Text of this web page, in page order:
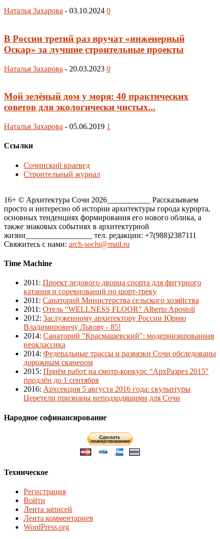
Наталья Захарова - 03.10.2024 0
В России третий раз вручат «инженерный
Оскар» за лучшие строительные проекты
Наталья Захарова - 20.03.2023 0
Мой зелёный дом у моря: 40 практических
советов для экологически чистых...
Наталья Захарова - 05.06.2019 1
Ссылки
Сочинский краевед
Строительный журнал
16+ © Архитектура Сочи 2026___________ Рассказываем
просто и интересно об истории архитектуры города курорта,
основных тенденциях формирования его нового облика, а
также знаковых событиях в архитектурной
жизни_________________ тел. редакции: +7(988)2387111
Свяжитесь с нами: arch-sochi@mail.ru
Time Machine
2011 : Проект ледового дворца спорта для фигурного
катания и соревнований по шорт-треку
2011 : Санаторий Министерства сельского хозяйства
2011 : Отель “WELLNESS FLOOR” Alberto Apostoli
2012: Заслуженному архитектору России Юрию
Владимировичу Львову - 85!
2014: Санаторий "Красмашевский": модернизированная
неоклассика
2014: Федеральные трассы и развязки Сочи обследованы
дорожным сканером
2015: Приём работ на смотр-конкурс “АрхРазрез 2015″
продлён до 1 сентября
2016: Архсекция 5 августа 2016 года: скульптуры
Церетели признаны неподходящими для Сочи
Народное софинансирование
Техническое
Регистрация
Войти
Лента записей
Лента комментариев
WordPress.org